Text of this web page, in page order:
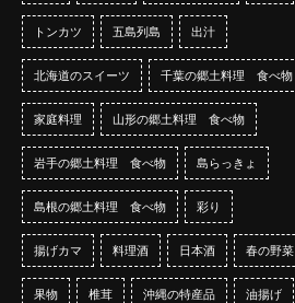
トンカツ 五島列島 出汁
北海道のスイーツ 千葉の郷土料理 食べ物
家庭料理 山形の郷土料理 食べ物
岩手の郷土料理 食べ物 島らっきょ
島根の郷土料理 食べ物 彩り
揚げカマ 料理酒 日本酒 春の野菜
果物 椎茸 沖縄の特産品 油揚げ